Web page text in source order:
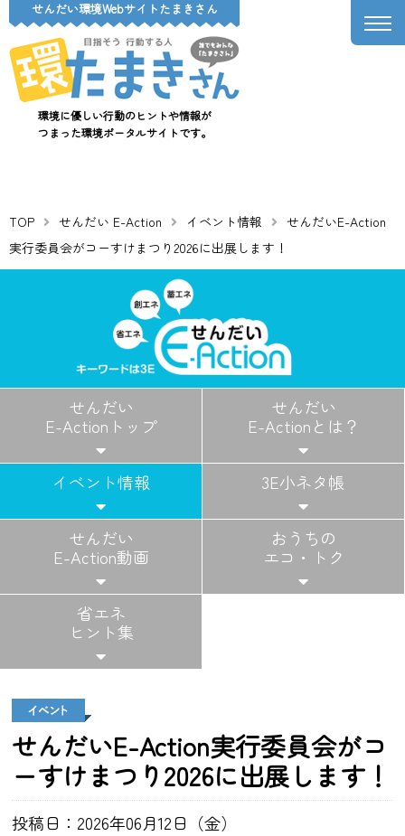
せんだい環境Webサイトたまきさん
環境に優しい行動のヒントや情報が
つまった環境ポータルサイトです。
TOP せんだい E-Action イベント情報
せんだいE-Action
実行委員会がコーすけまつり2026に出展します！
せんだい
E-Actionトップ
せんだい
E-Actionとは？
イベント情報 3E小ネタ帳
せんだい
E-Action動画
おうちの
エコ・トク
省エネ
ヒント集
せんだいE-Action実行委員会がコ
ーすけまつり2026に出展します！
投稿日：2026年06月12日（金）